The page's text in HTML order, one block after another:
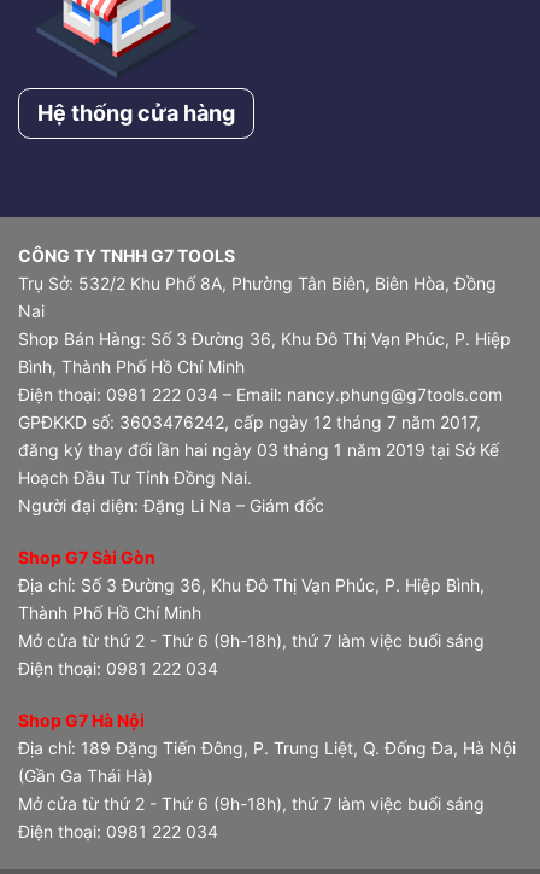
Hệ thống cửa hàng
CÔNG TY TNHH G7 TOOLS
Trụ Sở: 532/2 Khu Phố 8A, Phường Tân Biên, Biên Hòa, Đồng
Nai
Shop Bán Hàng: Số 3 Đường 36, Khu Đô Thị Vạn Phúc, P. Hiệp
Bình, Thành Phố Hồ Chí Minh
Điện thoại: 0981 222 034 – Email: nancy.phung@g7tools.com
GPĐKKD số: 3603476242, cấp ngày 12 tháng 7 năm 2017,
đăng ký thay đổi lần hai ngày 03 tháng 1 năm 2019 tại Sở Kế
Hoạch Đầu Tư Tỉnh Đồng Nai.
Người đại diện: Đặng Li Na – Giám đốc
Shop G7 Sài Gòn
Địa chỉ: Số 3 Đường 36, Khu Đô Thị Vạn Phúc, P. Hiệp Bình,
Thành Phố Hồ Chí Minh
Mở cửa từ thứ 2 - Thứ 6 (9h-18h), thứ 7 làm việc buổi sáng
Điện thoại: 0981 222 034
Shop G7 Hà Nội
Địa chỉ: 189 Đặng Tiến Đông, P. Trung Liệt, Q. Đống Đa, Hà Nội
(Gần Ga Thái Hà)
Mở cửa từ thứ 2 - Thứ 6 (9h-18h), thứ 7 làm việc buổi sáng
Điện thoại: 0981 222 034